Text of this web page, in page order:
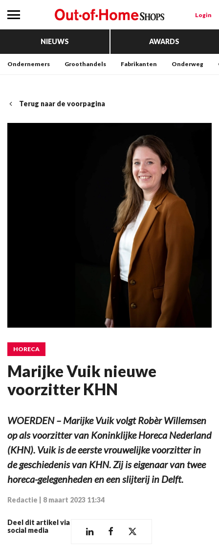
Login
NIEUWS AWARDS
Ondernemers Groothandels Fabrikanten Onderweg
Terug naar de voorpagina
HORECA
Marijke Vuik nieuwe
voorzitter KHN
WOERDEN – Marijke Vuik volgt Robèr Willemsen
op als voorzitter van Koninklijke Horeca Nederland
(KHN). Vuik is de eerste vrouwelijke voorzitter in
de geschiedenis van KHN. Zij is eigenaar van twee
horeca-gelegenheden en een slijterij in Delft.
Redactie 8 maart 2023 11:34
Deel dit artikel via
social media